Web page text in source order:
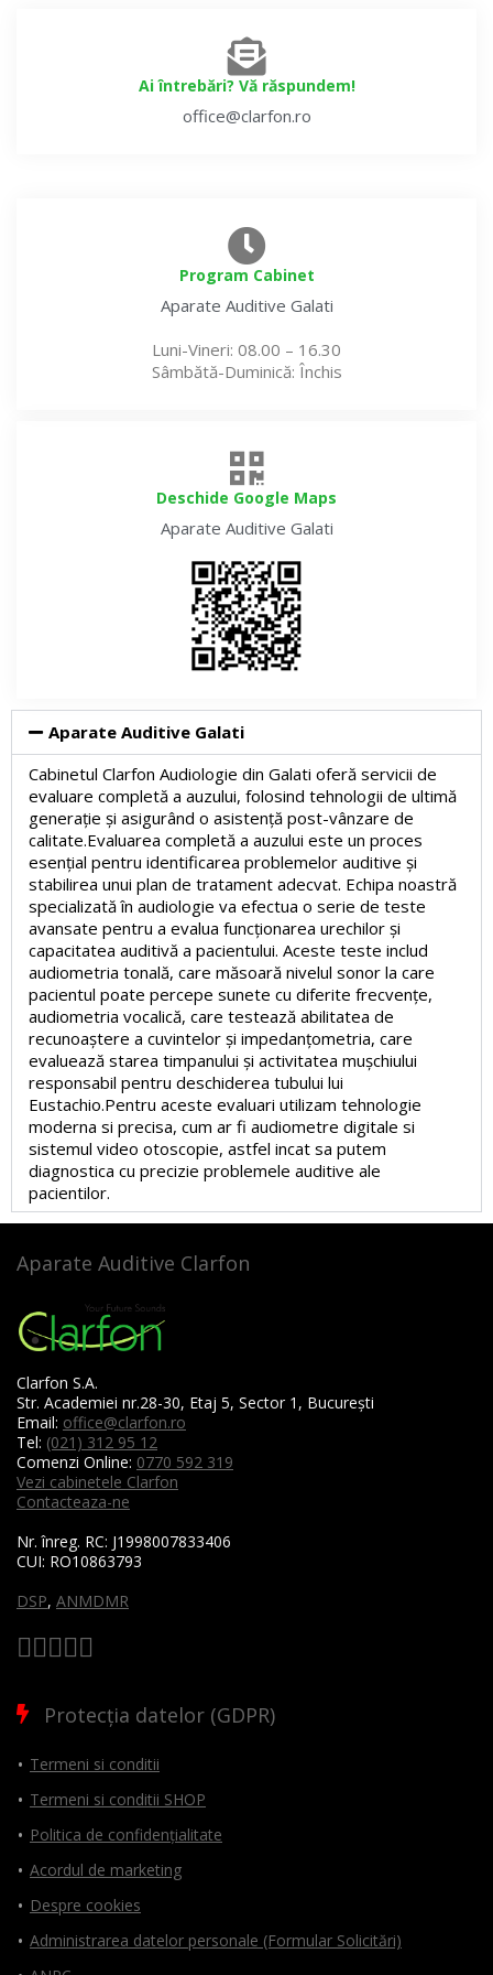
Ai întrebări? Vă răspundem!
office@clarfon.ro
Program Cabinet
Aparate Auditive Galati
Luni-Vineri: 08.00 – 16.30
Sâmbătă-Duminică: Închis
Deschide Google Maps
Aparate Auditive Galati
Aparate Auditive Galati
Cabinetul Clarfon Audiologie din Galati oferă servicii de
evaluare completă a auzului, folosind tehnologii de ultimă
generație și asigurând o asistență post-vânzare de
calitate.Evaluarea completă a auzului este un proces
esențial pentru identificarea problemelor auditive și
stabilirea unui plan de tratament adecvat. Echipa noastră
specializată în audiologie va efectua o serie de teste
avansate pentru a evalua funcționarea urechilor și
capacitatea auditivă a pacientului. Aceste teste includ
audiometria tonală, care măsoară nivelul sonor la care
pacientul poate percepe sunete cu diferite frecvențe,
audiometria vocalică, care testează abilitatea de
recunoaștere a cuvintelor și impedanțometria, care
evaluează starea timpanului și activitatea mușchiului
responsabil pentru deschiderea tubului lui
Eustachio.Pentru aceste evaluari utilizam tehnologie
moderna si precisa, cum ar fi audiometre digitale si
sistemul video otoscopie, astfel incat sa putem
diagnostica cu precizie problemele auditive ale
pacientilor.
Aparate Auditive Clarfon
Clarfon S.A.
Str. Academiei nr.28-30, Etaj 5, Sector 1, București
Email: office@clarfon.ro
Tel: (021) 312 95 12
Comenzi Online: 0770 592 319
Vezi cabinetele Clarfon
Contacteaza-ne
Nr. înreg. RC: J1998007833406
CUI: RO10863793
DSP, ANMDMR
Protecția datelor (GDPR)
Termeni si conditii
Termeni si conditii SHOP
Politica de confidențialitate
Acordul de marketing
Despre cookies
Administrarea datelor personale (Formular Solicitări)